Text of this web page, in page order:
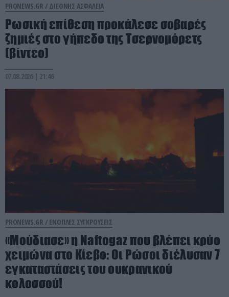
PRONEWS.GR / ΔΙΕΘΝΗΣ ΑΣΦΑΛΕΙΑ
Ρωσική επίθεση προκάλεσε σοβαρές
ζημιές στο γήπεδο της Τσερνομόρετς
(βίντεο)
07.08.2026 | 21:46
PRONEWS.GR / ΕΝΟΠΛΕΣ ΣΥΓΚΡΟΥΣΕΙΣ
«Μούδιασε» η Naftogaz που βλέπει κρύο
χειμώνα στο Κίεβο: Οι Ρώσοι διέλυσαν 7
εγκαταστάσεις του ουκρανικού
κολοσσού!